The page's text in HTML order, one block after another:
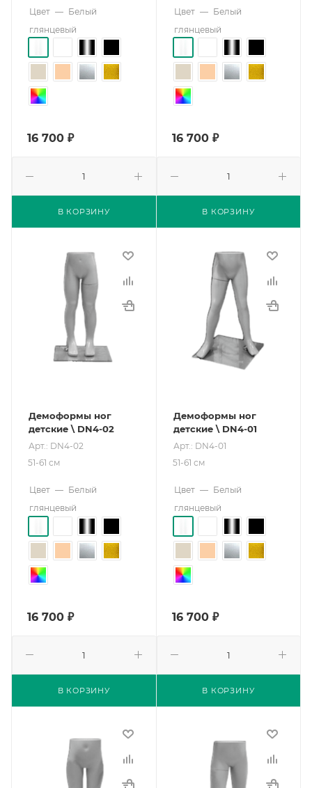
В КОРЗИНУ
Цвет — Белый
глянцевый
16 700 ₽
В КОРЗИНУ
Цвет — Белый
глянцевый
16 700₽
Демоформы ног
детские \ DN4-02
Арт.: DN4-02
51-61 см
В КОРЗИНУ
Цвет — Белый
глянцевый
16 700 ₽
Демоформы ног
детские \ DN4-01
Арт.: DN4-01
51-61 см
В КОРЗИНУ
Цвет — Белый
глянцевый
16 700₽